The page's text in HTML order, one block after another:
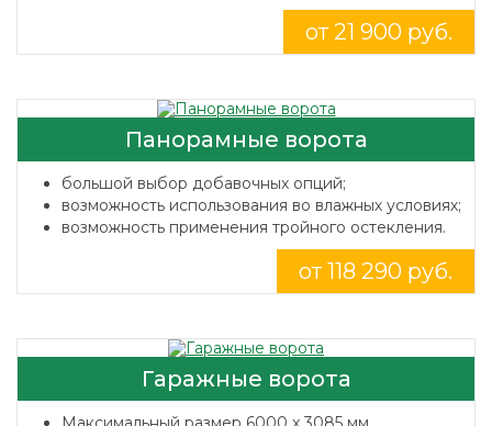
от 21 900 руб.
Панорамные ворота
большой выбор добавочных опций;
возможность использования во влажных условиях;
возможность применения тройного остекления.
от 118 290 руб.
Гаражные ворота